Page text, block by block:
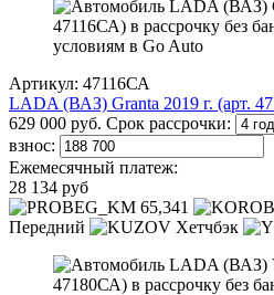
Артикул: 47116СА
LADA (ВАЗ) Granta 2019 г. (арт.
629 000 руб. Срок рассрочки:
взнос:
Ежемесячный платеж:
28 134 руб
65,341
Передний
Хетчбэк